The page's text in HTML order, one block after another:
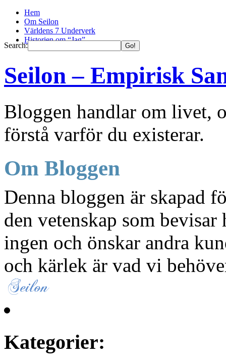
Hem
Om Seilon
Världens 7 Underverk
Historien om “Jag”
Search:
Seilon – Empirisk
Bloggen handlar om livet,
förstå varför du existerar.
Om Bloggen
Denna bloggen är skapad
den vetenskap som
ingen och önskar andra
och kärlek är vad vi
Kategorier: